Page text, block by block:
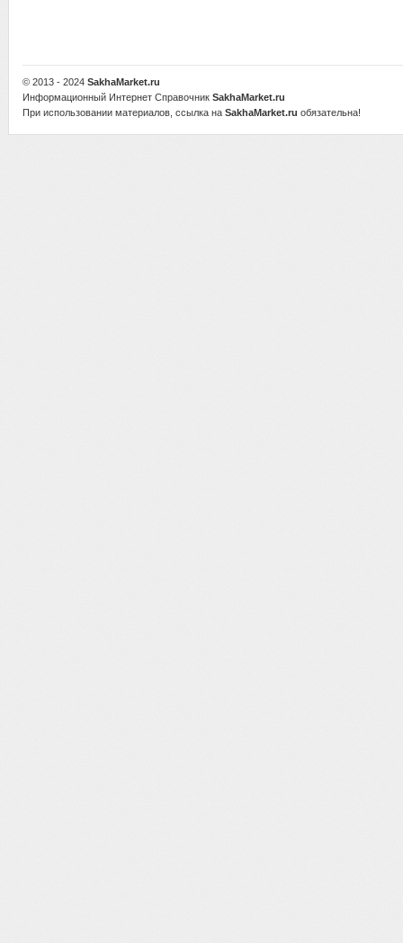
© 2013 - 2024 SakhaMarket.ru
Информационный Интернет Справочник SakhaMarket.ru
При использовании материалов, ссылка на SakhaMarket.ru обязательна!